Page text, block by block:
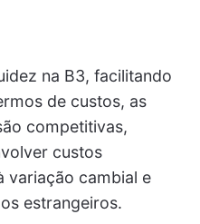
na B3, facilitando
de custos, as
competitivas,
custos
variação cambial e
estrangeiros.